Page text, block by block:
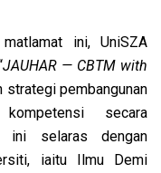
ini, UniSZA
JAUHAR — CBTM with
strategi pembangunan
secara
ini selaras dengan
iaitu Ilmu Demi